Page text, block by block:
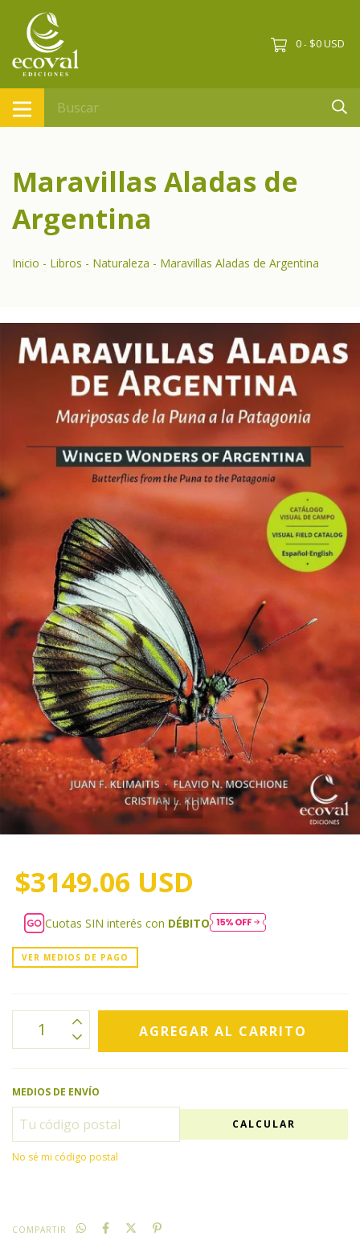
0 - $0 USD
Maravillas Aladas de
Argentina
Inicio - Libros - Naturaleza - Maravillas Aladas de Argentina
1/10
$3149.06 USD
Cuotas SIN interés con DÉBITO
VER MEDIOS DE PAGO
MEDIOS DE ENVÍO
CALCULAR
No sé mi código postal
COMPARTIR